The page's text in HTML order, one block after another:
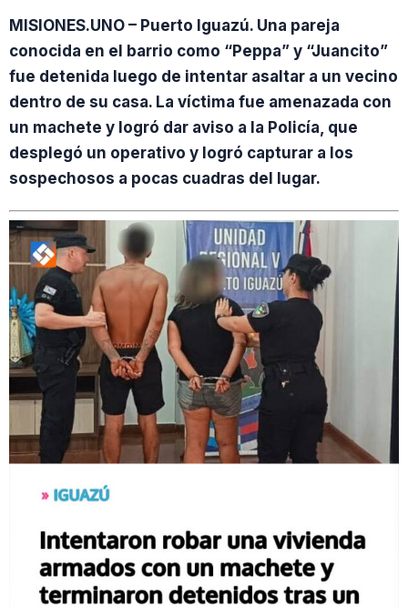
MISIONES.UNO – Puerto Iguazú. Una pareja
conocida en el barrio como “Peppa” y “Juancito”
fue detenida luego de intentar asaltar a un vecino
dentro de su casa. La víctima fue amenazada con
un machete y logró dar aviso a la Policía, que
desplegó un operativo y logró capturar a los
sospechosos a pocas cuadras del lugar.